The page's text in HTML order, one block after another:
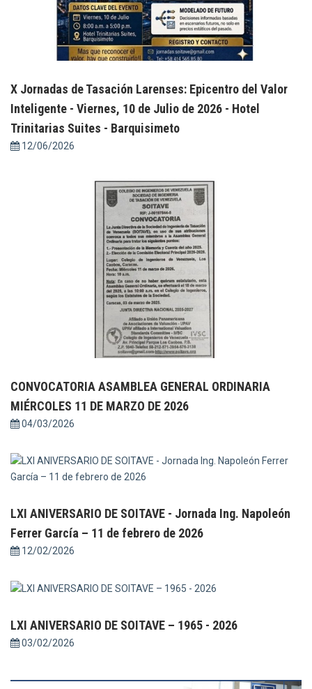
X Jornadas de Tasación Larenses: Epicentro del Valor
Inteligente - Viernes, 10 de Julio de 2026 - Hotel
Trinitarias Suites - Barquisimeto
12/06/2026
CONVOCATORIA ASAMBLEA GENERAL ORDINARIA
MIÉRCOLES 11 DE MARZO DE 2026
04/03/2026
LXI ANIVERSARIO DE SOITAVE - Jornada Ing. Napoleón
Ferrer García – 11 de febrero de 2026
12/02/2026
LXI ANIVERSARIO DE SOITAVE – 1965 - 2026
03/02/2026